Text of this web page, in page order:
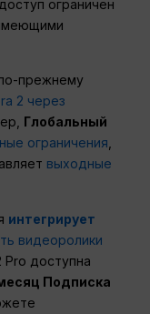
доступ ограничен
прежнему
2 через
Глобальный
ограничения
выходные
интегрирует
видеоролики
Pro доступна
Подписка